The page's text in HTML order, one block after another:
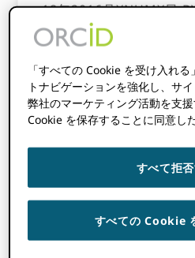
18年2016月XNUMX日
このコンテンツは3年以
この投稿に含まれる情
能性があります。
るかをさらに細かく制御
た。 最新のリリースでは
性を設定できますあなた
が知られている他の名前
「すべての Cookie を受け入れ
トナビゲーションを強化し、サ
弊社のマーケティング活動を支
Cookie を保存することに同意し
すべて拒
すべての Cookie